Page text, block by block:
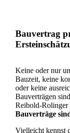
Bauvertrag
Keine oder nur
Bauzeit, keine
oder keine
Bauverträgen
Reibold-Rolinger
Bauverträge
Vielleicht kennst